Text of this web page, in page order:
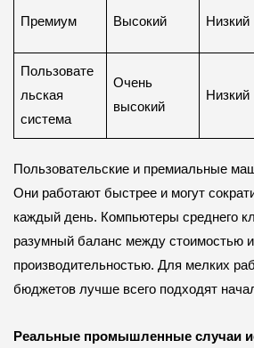
Премиум Высокий Низкий
Пользовате
льская
система
Очень
высокий
Низкий
Пользовательские и премиальные
Они работают быстрее и могут
каждый день. Компьютеры среднего
разумный баланс между стоимостью и
производительностью. Для мелких
бюджетов лучше всего подходят
Реальные промышленные случаи